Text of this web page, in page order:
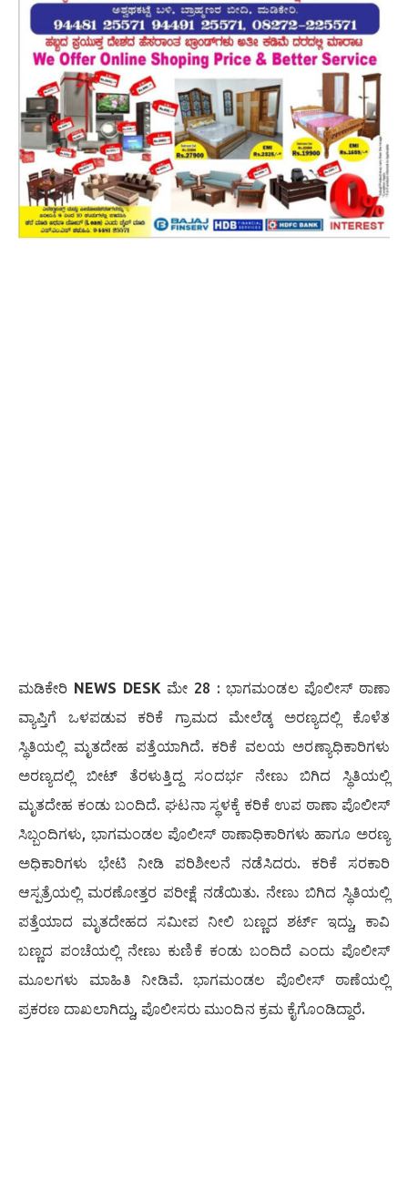
ಮಡಿಕೇರಿ NEWS DESK ಮೇ 28 : ಭಾಗಮಂಡಲ ಪೊಲೀಸ್ ಠಾಣಾ
ವ್ಯಾಪ್ತಿಗೆ ಒಳಪಡುವ ಕರಿಕೆ ಗ್ರಾಮದ ಮೇಲೆಡ್ಕ ಅರಣ್ಯದಲ್ಲಿ ಕೊಳೆತ
ಸ್ಥಿತಿಯಲ್ಲಿ ಮೃತದೇಹ ಪತ್ತೆಯಾಗಿದೆ. ಕರಿಕೆ ವಲಯ ಅರಣ್ಯಾಧಿಕಾರಿಗಳು
ಅರಣ್ಯದಲ್ಲಿ ಬೀಟ್ ತೆರಳುತ್ತಿದ್ದ ಸಂದರ್ಭ ನೇಣು ಬಿಗಿದ ಸ್ಥಿತಿಯಲ್ಲಿ
ಮೃತದೇಹ ಕಂಡು ಬಂದಿದೆ. ಘಟನಾ ಸ್ಥಳಕ್ಕೆ ಕರಿಕೆ ಉಪ ಠಾಣಾ ಪೊಲೀಸ್
ಸಿಬ್ಬಂದಿಗಳು, ಭಾಗಮಂಡಲ ಪೊಲೀಸ್ ಠಾಣಾಧಿಕಾರಿಗಳು ಹಾಗೂ ಅರಣ್ಯ
ಅಧಿಕಾರಿಗಳು ಭೇಟಿ ನೀಡಿ ಪರಿಶೀಲನೆ ನಡೆಸಿದರು. ಕರಿಕೆ ಸರಕಾರಿ
ಆಸ್ಪತ್ರೆಯಲ್ಲಿ ಮರಣೋತ್ತರ ಪರೀಕ್ಷೆ ನಡೆಯಿತು. ನೇಣು ಬಿಗಿದ ಸ್ಥಿತಿಯಲ್ಲಿ
ಪತ್ತೆಯಾದ ಮೃತದೇಹದ ಸಮೀಪ ನೀಲಿ ಬಣ್ಣದ ಶರ್ಟ್ ಇದ್ದು, ಕಾವಿ
ಬಣ್ಣದ ಪಂಚೆಯಲ್ಲಿ ನೇಣು ಕುಣಿಕೆ ಕಂಡು ಬಂದಿದೆ ಎಂದು ಪೊಲೀಸ್
ಮೂಲಗಳು ಮಾಹಿತಿ ನೀಡಿವೆ. ಭಾಗಮಂಡಲ ಪೊಲೀಸ್ ಠಾಣೆಯಲ್ಲಿ
ಪ್ರಕರಣ ದಾಖಲಾಗಿದ್ದು, ಪೊಲೀಸರು ಮುಂದಿನ ಕ್ರಮ ಕೈಗೊಂಡಿದ್ದಾರೆ.